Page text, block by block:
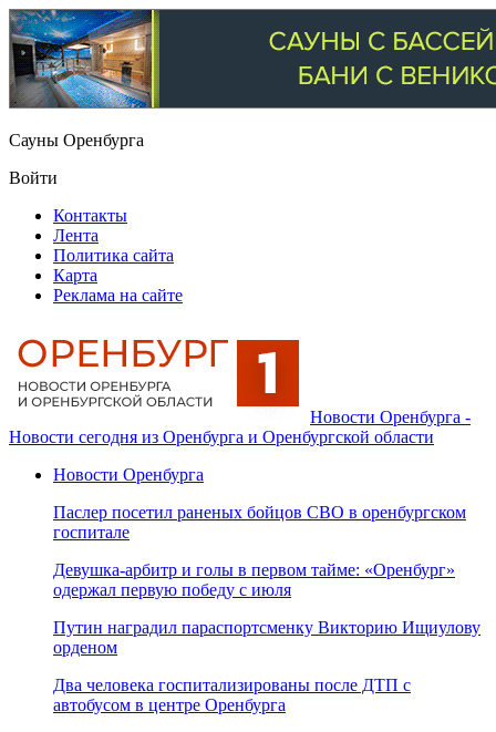
Сауны Оренбурга
Войти
Контакты
Лента
Политика сайта
Карта
Реклама на сайте
Новости Оренбурга -
Новости сегодня из Оренбурга и Оренбургской области
Новости Оренбурга
Паслер посетил раненых бойцов СВО в оренбургском
госпитале
Девушка-арбитр и голы в первом тайме: «Оренбург»
одержал первую победу с июля
Путин наградил параспортсменку Викторию Ищиулову
орденом
Два человека госпитализированы после ДТП с
автобусом в центре Оренбурга